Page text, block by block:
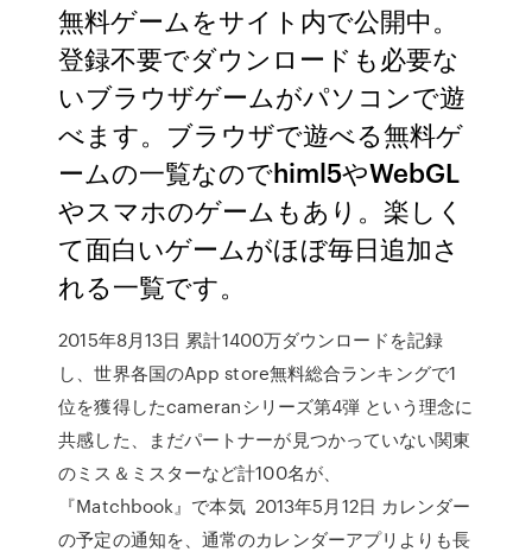
無料ゲームをサイト内で公開中。
登録不要でダウンロードも必要な
いブラウザゲームがパソコンで遊
べます。ブラウザで遊べる無料ゲ
ームの一覧なのでhiml5やWebGL
やスマホのゲームもあり。楽しく
て面白いゲームがほぼ毎日追加さ
れる一覧です。
2015年8月13日 累計1400万ダウンロードを記録
し、世界各国のApp store無料総合ランキングで1
位を獲得したcameranシリーズ第4弾 という理念に
共感した、まだパートナーが見つかっていない関東
のミス＆ミスターなど計100名が、
『Matchbook』で本気 2013年5月12日 カレンダー
の予定の通知を、通常のカレンダーアプリよりも長